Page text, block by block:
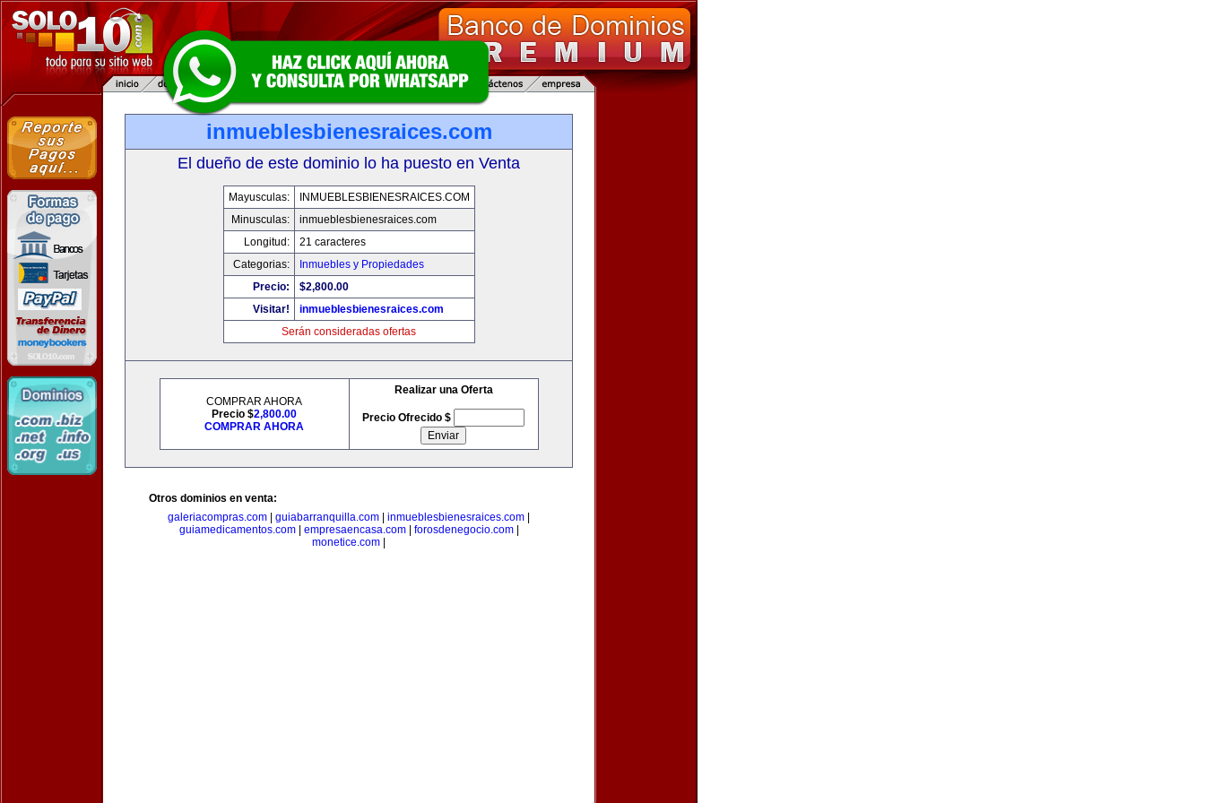
inmueblesbienesraices.com
El dueño de este dominio lo ha puesto en Venta
Mayusculas:
INMUEBLESBIENESRAICES.COM
Minusculas:
inmueblesbienesraices.com
Longitud:
21 caracteres
Categorias:
Inmuebles y Propiedades
Precio:
$2,800.00
Visitar!
inmueblesbienesraices.com
Serán consideradas ofertas
COMPRAR AHORA
Precio $2,800.00
COMPRAR AHORA
Realizar una Oferta
Precio Ofrecido $
Otros dominios en venta:
galeriacompras.com
guiabarranquilla.com inmueblesbienesraices.com
guiamedicamentos.com| empresaencasa.com| forosdenegocio.com|
monetice.com